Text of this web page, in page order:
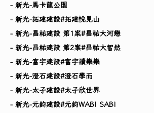
- 新光-馬卡龍公園
- 新光-拓建建設#拓建悅見山
- 新光-昌祐建設 第1案#昌祐大河戀
- 新光-昌祐建設 第2案#昌祐大智然
- 新光-富宇建設#富宇讀樂樂
- 新光-澄石建設#澄石學而
- 新光-太子建設#太子欣世界
- 新光-元鈞建設#元鈞WABI SABI